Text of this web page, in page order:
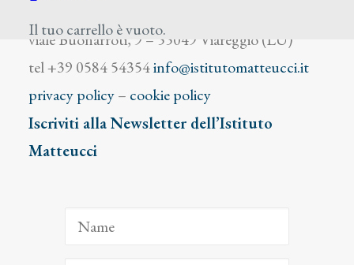
Il tuo carrello è vuoto.
viale Buonarroti, 9 – 55049 Viareggio (LU)
tel +39 0584 54354info@istitutomatteucci.it
privacy policy– cookie policy
Iscriviti alla Newsletter dell’Istituto
Matteucci